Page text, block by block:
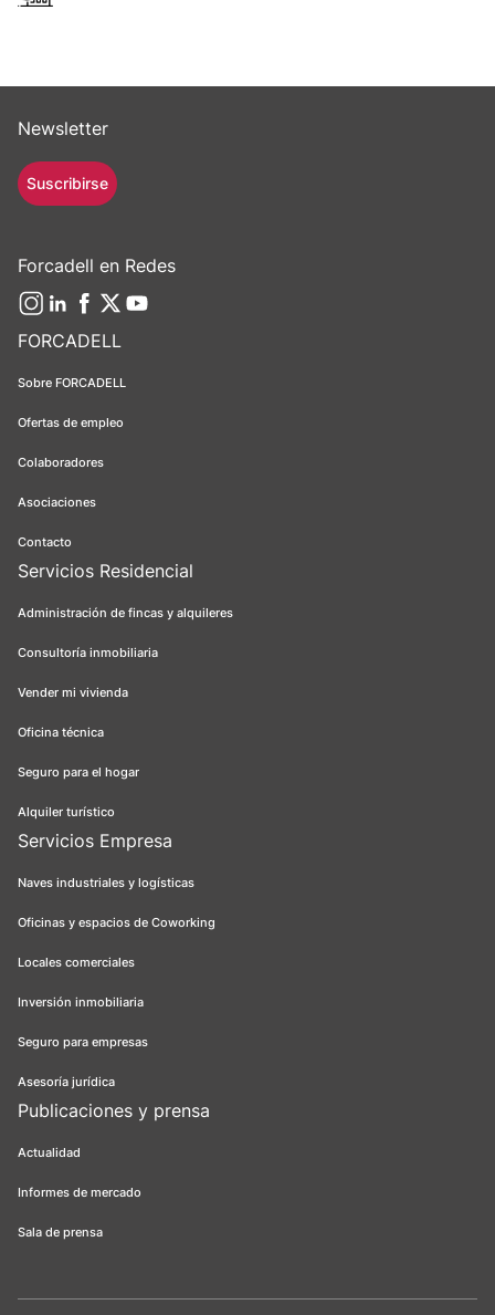
FORCADELL
Sobre FORCADELL
Ofertas de empleo
Colaboradores
Asociaciones
Contacto
Servicios Residencial
Administración de fincas y alquileres
Consultoría inmobiliaria
Vender mi vivienda
Oficina técnica
Seguro para el hogar
Alquiler turístico
Servicios Empresa
Naves industriales y logísticas
Oficinas y espacios de Coworking
Locales comerciales
Inversión inmobiliaria
Seguro para empresas
Asesoría jurídica
Publicaciones y prensa
Actualidad
Informes de mercado
Sala de prensa
Newsletter
Suscribirse
Forcadell en Redes